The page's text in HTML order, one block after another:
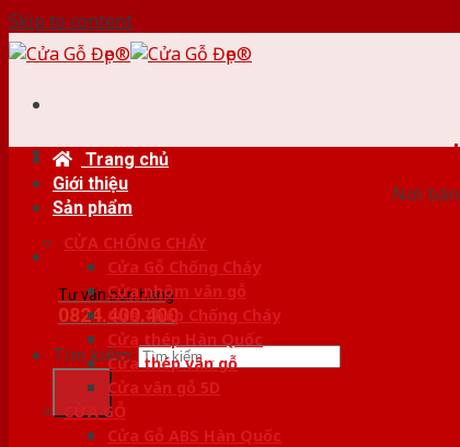
Skip to content
Nơi
Tư vấn bán hàng
0824.400.400
Tìm kiếm:
Trang chủ
Giới thiệu
Sản phẩm
CỬA CHỐNG CHÁY
Cửa Gỗ Chống Cháy
Cửa nhôm vân gỗ
Cửa Thép Chống Cháy
Cửa thép Hàn Quốc
Cửa thép vân gỗ
Cửa vân gỗ 5D
CỬA GỖ
Cửa Gỗ ABS Hàn Quốc